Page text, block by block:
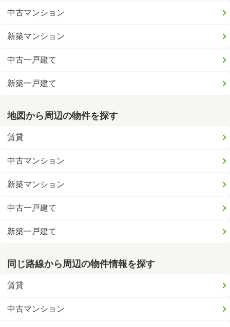
中古マンション
新築マンション
中古一戸建て
新築一戸建て
地図から周辺の物件を探す
賃貸
中古マンション
新築マンション
中古一戸建て
新築一戸建て
同じ路線から周辺の物件情報を探す
賃貸
中古マンション